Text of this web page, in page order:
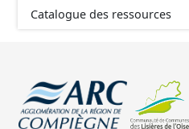
Catalogue des ressources